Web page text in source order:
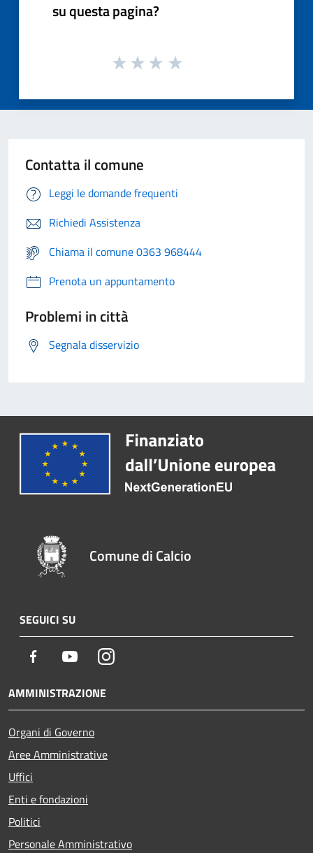
su questa pagina?
Contatta il comune
Leggi le domande frequenti
Richiedi Assistenza
Chiama il comune 0363 968444
Prenota un appuntamento
Problemi in città
Segnala disservizio
Comune di Calcio
SEGUICI SU
Facebook YoutubeInstagram
AMMINISTRAZIONE
Organi di Governo
Aree Amministrative
Uffici
Enti e fondazioni
Politici
Personale Amministrativo